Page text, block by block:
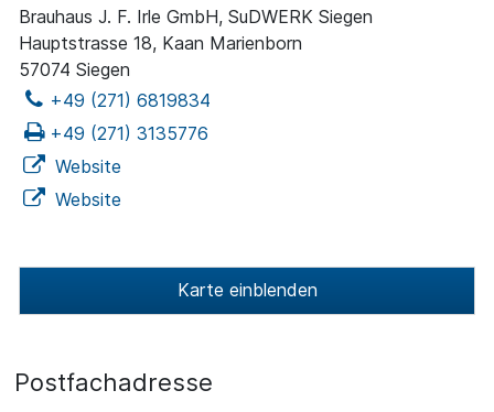
Brauhaus J. F. Irle GmbH, SuDWERK Siegen
Hauptstrasse 18, Kaan Marienborn
57074 Siegen
+49 (271) 6819834
+49 (271) 3135776
Website
Website
Karte einblenden
Postfachadresse